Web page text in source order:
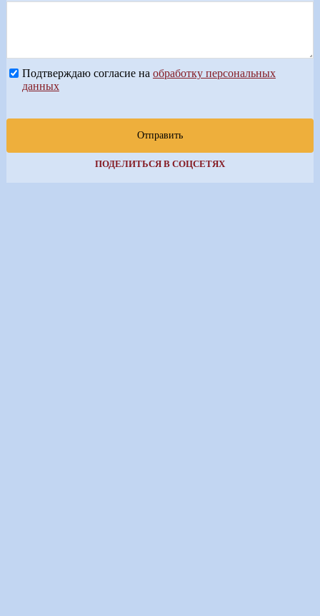
Подтверждаю согласие на обработку персональных
данных
Отправить
ПОДЕЛИТЬСЯ В СОЦСЕТЯХ